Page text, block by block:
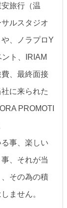
旅行（温
ルスタジオ
、ノラプロY
ト、IRIAM
、最終面接
に来られた
PROMOTI
事、楽しい
、それが当
その為の積
ません。